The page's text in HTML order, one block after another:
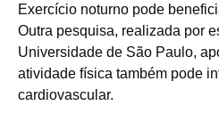
Exercício noturno pode
Outra pesquisa, realizada por
Universidade de São Paulo,
atividade física também pode
cardiovascular.